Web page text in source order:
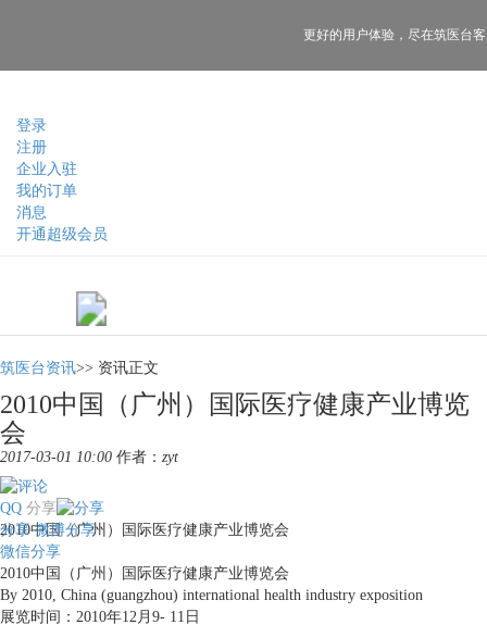
登录
注册
企业入驻
我的订单
消息
开通超级会员
更好的用户体验， 尽在筑医台
筑医台资讯>> 资讯正文
2010中国（广州）国际医疗健康产业博览
会
2017-03-01 10:00 作者： zyt
分享
QQ
分享 微博分享
微信分享
2010中国（广州）国际医疗健康产业博览会
2010中国（广州）国际医疗健康产业博览会
By 2010, China (guangzhou) international health industry exposition
展览时间：2010年12月9- 11日